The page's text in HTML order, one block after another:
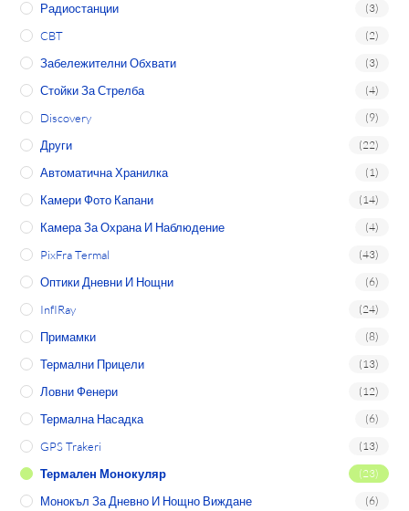
Радиостанции (3)
CBT (2)
Забележителни Обхвати (3)
Стойки За Стрелба (4)
Discovery (9)
Други (22)
Автоматична Хранилка (1)
Камери Фото Капани (14)
Камера За Охрана И Наблюдение (4)
PixFra Termal (43)
Оптики Дневни И Нощни (6)
InfIRay (24)
Примамки (8)
Термални Прицели (13)
Ловни Фенери (12)
Термална Насадка (6)
GPS Trakeri (13)
Термален Монокуляр (23)
Монокъл За Дневно И Нощно Виждане (6)